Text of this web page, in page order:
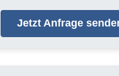
Jetzt Anfrage